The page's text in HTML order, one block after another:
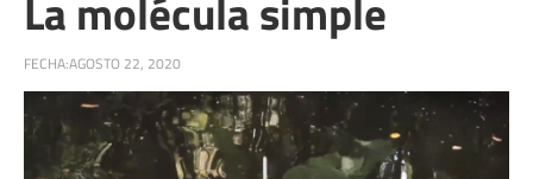
FECHA:AGOSTO 22, 2020